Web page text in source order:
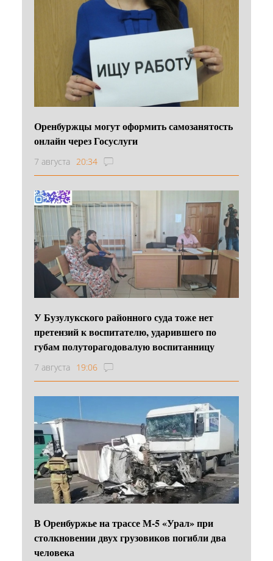
Оренбуржцы могут оформить самозанятость
онлайн через Госуслуги
7 августа 20:34
У Бузулукского районного суда тоже нет
претензий к воспитателю, ударившего по
губам полуторагодовалую воспитанницу
7 августа 19:06
В Оренбуржье на трассе М-5 «Урал» при
столкновении двух грузовиков погибли два
человека